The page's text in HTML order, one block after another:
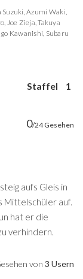
Suzuki,Azumi Waki,
, Joe Zieja,Takuya
Kawanishi, Subaru
Staffel 1
0/24 Gesehen
aufs Gleis in
Mittelschüler auf.
hat er die
verhindern.
von 3 Usern